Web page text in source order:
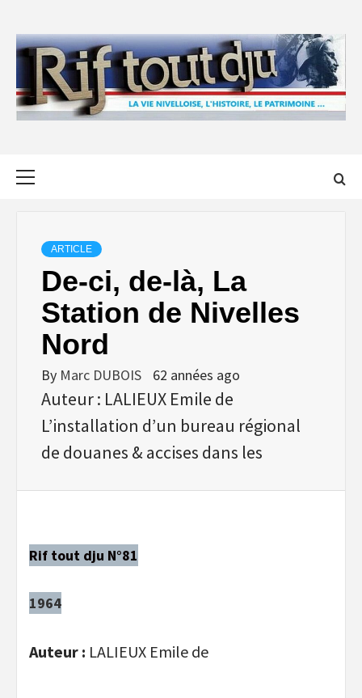
content
ARTICLE
De-ci, de-là, La
Station de Nivelles
Nord
By Marc DUBOIS 62 années ago
Auteur : LALIEUX Emile de
L’installation d’un bureau régional
de douanes & accises dans les
Rif tout dju N°81
1964
Auteur : LALIEUX Emile de